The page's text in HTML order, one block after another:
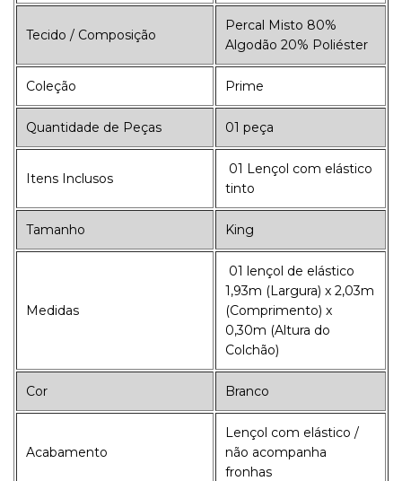
Tecido / Composição
Percal Misto 80%
Algodão 20% Poliéster
Coleção Prime
Quantidade de Peças 01 peça
Itens Inclusos
01 Lençol com elástico
tinto
Tamanho King
Medidas
01 lençol de elástico
1,93m (Largura) x 2,03m
(Comprimento) x
0,30m (Altura do
Colchão)
Cor Branco
Acabamento
Lençol com elástico /
não acompanha
fronhas